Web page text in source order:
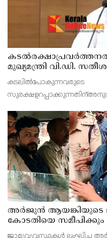
മുഖ്യമന്ത്രി വി.ഡി.
കടലിൽപോകുന്നവരുടെ
മുഖ്യമന്ത്രി വി.ഡി. സതീശൻ.
ഗൗതംകൃഷ്ണയുടെവീട്ടിൽ
അർജുൻ ആയങ്കിയുടെ
കോടതിയെ
നടപടികളും ആരംഭിച്ചു